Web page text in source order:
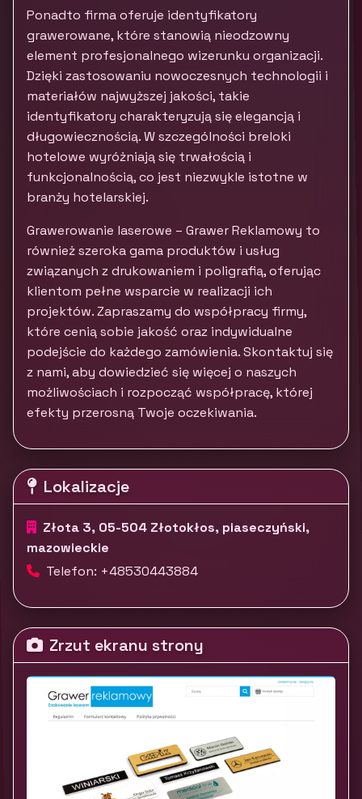
Ponadto firma oferuje identyfikatory
grawerowane, które stanowią nieodzowny
element profesjonalnego wizerunku organizacji.
Dzięki zastosowaniu nowoczesnych technologii i
materiałów najwyższej jakości, takie
identyfikatory charakteryzują się elegancją i
długowiecznością. W szczególności breloki
hotelowe wyróżniają się trwałością i
funkcjonalnością, co jest niezwykle istotne w
branży hotelarskiej.
Grawerowanie laserowe – Grawer Reklamowy to
również szeroka gama produktów i usług
związanych z drukowaniem i poligrafią, oferując
klientom pełne wsparcie w realizacji ich
projektów. Zapraszamy do współpracy firmy,
które cenią sobie jakość oraz indywidualne
podejście do każdego zamówienia. Skontaktuj się
z nami, aby dowiedzieć się więcej o naszych
możliwościach i rozpocząć współpracę, której
efekty przerosną Twoje oczekiwania.
Lokalizacje
Złota 3, 05-504 Złotokłos, piaseczyński,
mazowieckie
Telefon: +48530443884
Zrzut ekranu strony